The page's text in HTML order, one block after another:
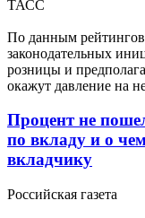
ТАСС
По данным
законодательных
розницы и
окажут давление на
Процент не
по вкладу и о
вкладчику
Российская газета